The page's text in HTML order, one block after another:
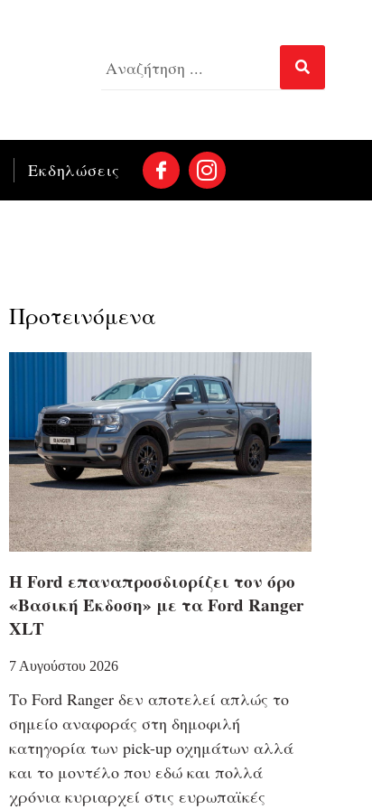
Εκδηλώσεις
Προτεινόμενα
Η Ford επαναπροσδιορίζει τον όρο
«Βασική Έκδοση» με τα Ford Ranger
XLT
7 Αυγούστου 2026
Το Ford Ranger δεν αποτελεί απλώς το
σημείο αναφοράς στη δημοφιλή
κατηγορία των pick-up οχημάτων αλλά
και το μοντέλο που εδώ και πολλά
χρόνια κυριαρχεί στις ευρωπαϊκές